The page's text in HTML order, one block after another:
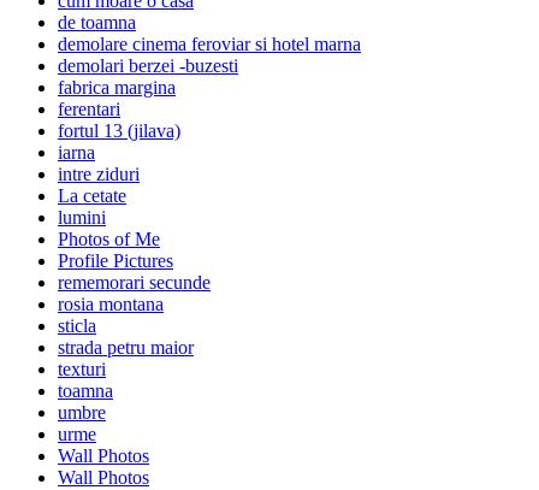
de toamna
demolare cinema feroviar si hotel marna
demolari berzei -buzesti
fabrica margina
ferentari
fortul 13 (jilava)
iarna
intre ziduri
La cetate
lumini
Photos of Me
Profile Pictures
rememorari secunde
rosia montana
sticla
strada petru maior
texturi
toamna
umbre
urme
Wall Photos
Wall Photos